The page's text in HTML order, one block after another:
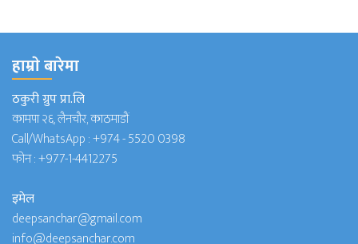
हाम्राे बारेमा
ठकुरी ग्रुप प्रा.लि
कामपा २६, लैनचौर, काठमाडौं
Call/WhatsApp :+974 - 5520 0398
फोन :+977-1-4412275
इमेल
deepsanchar@gmail.com
info@deepsanchar.com